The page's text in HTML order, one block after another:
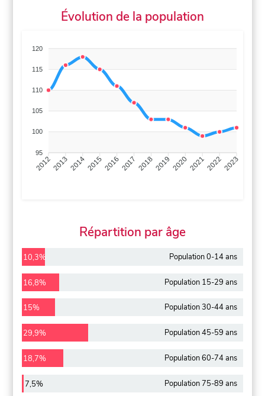
Évolution de la population
120
115
110
105
100
95
201220132014201520162017 20182019 2020202120222023
Répartition par âge
10,3% Population 0-14 ans
16,8% Population 15-29 ans
15% Population 30-44 ans
29,9% Population 45-59 ans
18,7% Population 60-74 ans
7,5% Population 75-89 ans